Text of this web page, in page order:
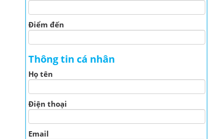
Điểm đến
Thông tin cá nhân
Họ tên
Điện thoại
Email